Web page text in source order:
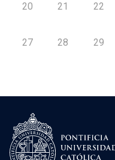
20 21 22
27 28 29